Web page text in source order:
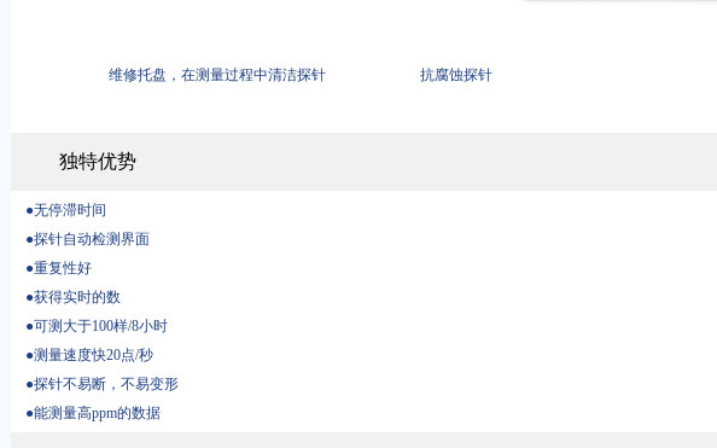
维修托盘，在测量过程中清洁探针 抗腐蚀探针
独特优势
●无停滞时间
●探针自动检测界面
●重复性好
●获得实时的数
●可测大于100样/8小时
●测量速度快20点/秒
●探针不易断，不易变形
●能测量高ppm的数据